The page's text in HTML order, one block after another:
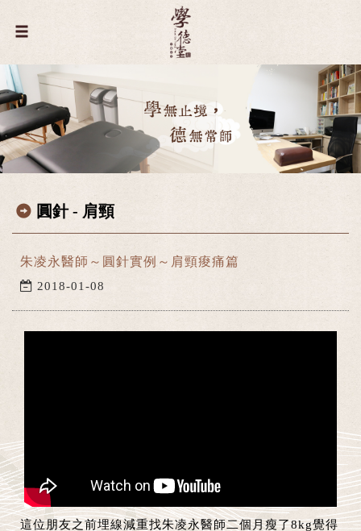
圓針 - 肩頸
朱凌永醫師～圓針實例～肩頸痠痛篇
2018-01-08
這位朋友之前埋線減重找朱凌永醫師二個月瘦了8kg覺得